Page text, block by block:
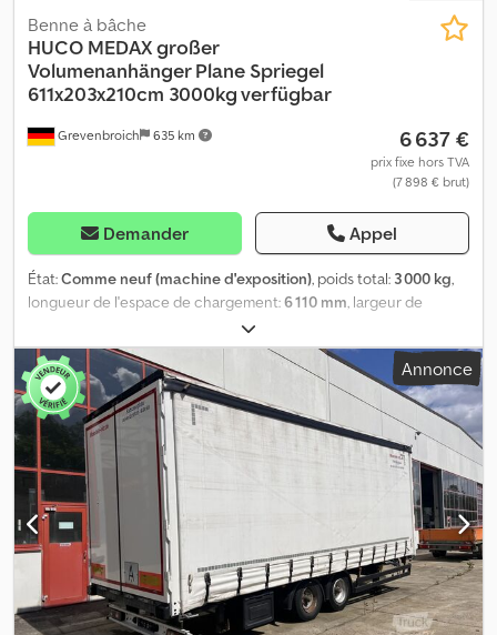
Grevenbroich 635 km
Benne à bâche
HUCO MEDAXgroßer
Volumenanhänger Plane Spriegel
611x203x210cm 3000kg verfügbar
6 637 €
prix fixe hors TVA
(7 898 € brut)
Demander Appel
État:Comme neuf (machine d'exposition), poids total: 3 000 kg,
longueur de l'espace de chargement:6 110 mm, largeur de
2 030 mm
chargement:2 100 mm, ANHÄNGERWIRTZ, votre point de vente
pour trouver la remorque idéale, vous propose des marques de
renom ! Plus de 850 nouvelles remorques en stock. Plus de 130
remorques d'occasion disponibles en permanence. Exemple sans
engagement : disponible sans bâche montée, à récupérer dans
notre entrepôt, dans la limite des stocks ! MEDAX - 2 3000
611X203X210CM, remorque à plancher plat avec bâche haute de
12", châssis bas, 3000 kg. Dsdpsztkfzsfx Ai Isck Remorque à
plancher plat MEDAX 3000, dimensions 611x203x30 cm, masse
totale 3000 kg, essieux tandem, châssis bas, double longeron en
acier galvanisé à chaud, plancher avec bords en aluminium
anodisé, fixations de bâche encastrées, pas de vibrations,
traverses d'angle et centrales amovibles, supports de bord avant
Annonce